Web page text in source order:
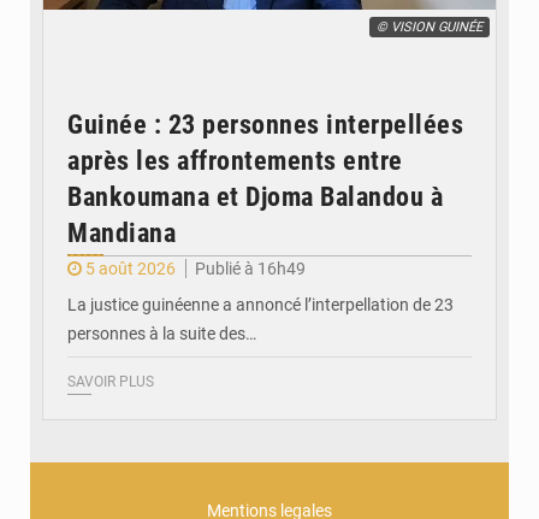
© VISION GUINÉE
Guinée : 23 personnes interpellées
après les affrontements entre
Bankoumana et Djoma Balandou à
Mandiana
5 août 2026
Publié à 16h49
La justice guinéenne a annoncé l’interpellation de 23
personnes à la suite des…
SAVOIR PLUS
Mentions legales